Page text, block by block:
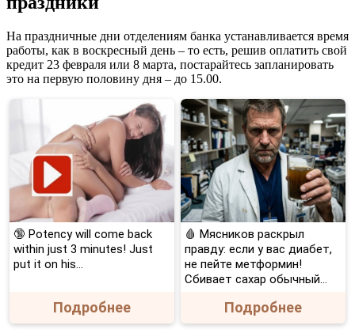
На праздничные дни отделениям банка устанавливается время
работы, как в воскресный день – то есть, решив оплатить свой
кредит 23 февраля или 8 марта, постарайтесь запланировать
это на первую половину дня – до 15.00.
🔞 Potency will come back
within just 3 minutes! Just
put it on his…
Подробнее
🩸 Мясников раскрыл
правду: если у вас диабет,
не пейте метформин!
Сбивает сахар обычный...
Подробнее